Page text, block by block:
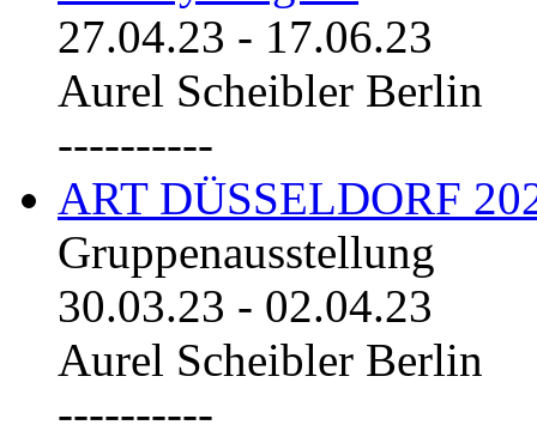
27.04.23 - 17.06.23
Aurel Scheibler Berlin
----------
ART DÜSSELDORF
Gruppenausstellung
30.03.23 - 02.04.23
Aurel Scheibler Berlin
----------